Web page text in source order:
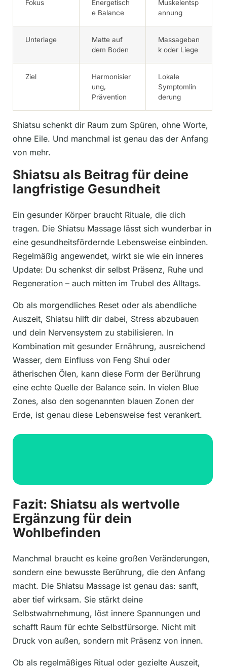
Fokus
Energetisch
e Balance
Muskelentsp
annung
Unterlage
Matte auf
dem Boden
Massageban
k oder Liege
Ziel
Harmonisier
ung,
Prävention
Lokale
Symptomlin
derung
Shiatsu schenkt dir Raum zum Spüren, ohne Worte,
ohne Eile. Und manchmal ist genau das der Anfang
von mehr.
Shiatsu als Beitrag für deine
langfristige Gesundheit
Ein gesunder Körper braucht Rituale, die dich
tragen. Die Shiatsu Massage lässt sich wunderbar in
eine gesundheitsfördernde Lebensweise einbinden.
Regelmäßig angewendet, wirkt sie wie ein inneres
Update: Du schenkst dir selbst Präsenz, Ruhe und
Regeneration – auch mitten im Trubel des Alltags.
Ob als morgendliches Reset oder als abendliche
Auszeit, Shiatsu hilft dir dabei, Stress abzubauen
und dein Nervensystem zu stabilisieren. In
Kombination mit gesunder Ernährung, ausreichend
Wasser, dem Einfluss von Feng Shui oder
ätherischen Ölen, kann diese Form der Berührung
eine echte Quelle der Balance sein. In vielen Blue
Zones, also den sogenannten blauen Zonen der
Erde, ist genau diese Lebensweise fest verankert.
Fazit: Shiatsu als wertvolle
Ergänzung für dein
Wohlbefinden
Manchmal braucht es keine großen Veränderungen,
sondern eine bewusste Berührung, die den Anfang
macht. Die Shiatsu Massage ist genau das: sanft,
aber tief wirksam. Sie stärkt deine
Selbstwahrnehmung, löst innere Spannungen und
schafft Raum für echte Selbstfürsorge. Nicht mit
Druck von außen, sondern mit Präsenz von innen.
Ob als regelmäßiges Ritual oder gezielte Auszeit,